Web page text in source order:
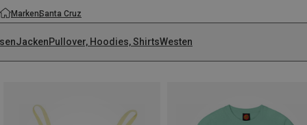
MarkenSanta Cruz
JackenPullover, Hoodies, ShirtsWesten